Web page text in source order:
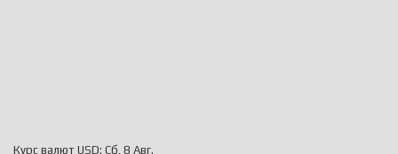
Курс валют USD: Сб, 8 Авг.